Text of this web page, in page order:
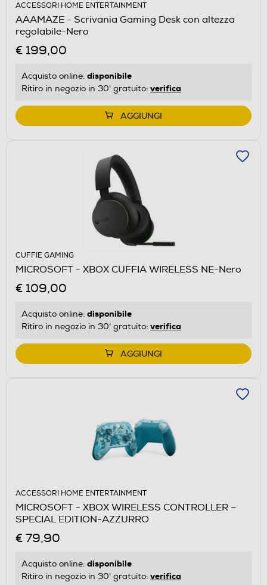
ACCESSORI HOME ENTERTAINMENT
AAAMAZE - Scrivania Gaming Desk con altezza
regolabile-Nero
€ 199,00
Acquisto online: disponibile
Ritiro in negozio in 30' gratuito: verifica
AGGIUNGI
CUFFIE GAMING
MICROSOFT - XBOX CUFFIA WIRELESS NE-Nero
€ 109,00
Acquisto online: disponibile
Ritiro in negozio in 30' gratuito: verifica
AGGIUNGI
ACCESSORI HOME ENTERTAINMENT
MICROSOFT - XBOX WIRELESS CONTROLLER –
SPECIAL EDITION-AZZURRO
€ 79,90
Acquisto online: disponibile
Ritiro in negozio in 30' gratuito: verifica